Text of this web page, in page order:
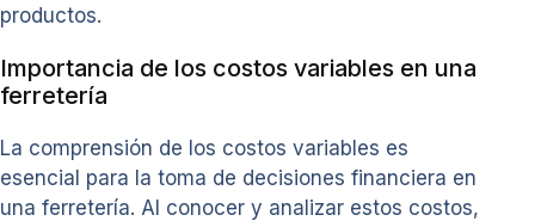
productos.
Importancia de los costos variables en una
ferretería
La comprensión de los costos variables es
esencial para la toma de decisiones financiera en
una ferretería. Al conocer y analizar estos costos,